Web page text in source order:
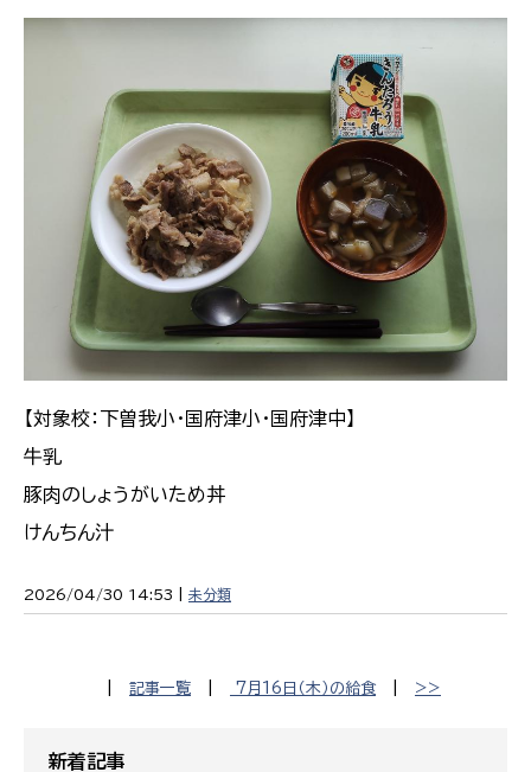
【対象校：下曽我小・国府津小・国府津中】
牛乳
豚肉のしょうがいため丼
けんちん汁
2026/04/30 14:53 | 未分類
記事一覧 7月16日（木）の給食 >>
新着記事